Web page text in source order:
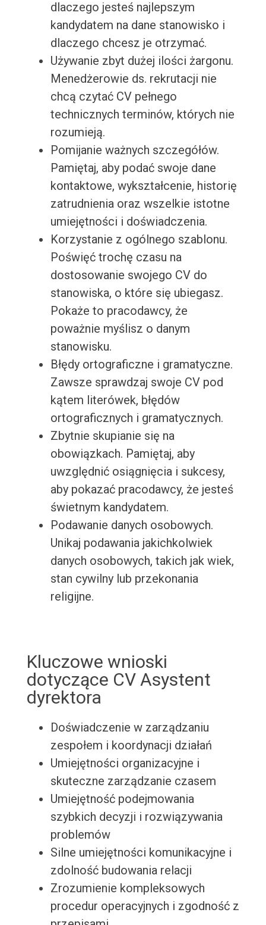
dlaczego jesteś najlepszym
kandydatem na dane stanowisko i
dlaczego chcesz je otrzymać.
Używanie zbyt dużej ilości żargonu.
Menedżerowie ds. rekrutacji nie
chcą czytać CV pełnego
technicznych terminów, których nie
rozumieją.
Pomijanie ważnych szczegółów.
Pamiętaj, aby podać swoje dane
kontaktowe, wykształcenie, historię
zatrudnienia oraz wszelkie istotne
umiejętności i doświadczenia.
Korzystanie z ogólnego szablonu.
Poświęć trochę czasu na
dostosowanie swojego CV do
stanowiska, o które się ubiegasz.
Pokaże to pracodawcy, że
poważnie myślisz o danym
stanowisku.
Błędy ortograficzne i gramatyczne.
Zawsze sprawdzaj swoje CV pod
kątem literówek, błędów
ortograficznych i gramatycznych.
Zbytnie skupianie się na
obowiązkach. Pamiętaj, aby
uwzględnić osiągnięcia i sukcesy,
aby pokazać pracodawcy, że jesteś
świetnym kandydatem.
Podawanie danych osobowych.
Unikaj podawania jakichkolwiek
danych osobowych, takich jak wiek,
stan cywilny lub przekonania
religijne.
Kluczowe wnioski
dotyczące CV Asystent
dyrektora
Doświadczenie w zarządzaniu
zespołem i koordynacji działań
Umiejętności organizacyjne i
skuteczne zarządzanie czasem
Umiejętność podejmowania
szybkich decyzji i rozwiązywania
problemów
Silne umiejętności komunikacyjne i
zdolność budowania relacji
Zrozumienie kompleksowych
procedur operacyjnych i zgodność z